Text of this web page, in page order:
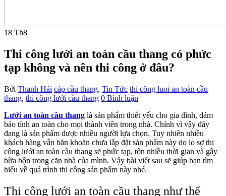
18 Th8
Thi công lưới an toàn cầu thang có phức
tạp không và nên thi công ở đâu?
Bởi Thanh Hải cáp cầu thang, Tin Tức thi công luoi an toàn cầu
thang, thi công lưới cầu thang 0 Bình luận
Lưới an toàn cầu thang là sản phẩm thiết yếu cho gia đình, đảm
bảo tính an toàn cho mọi thành viên trong nhà. Chính vì vậy đây
đang là sản phẩm được nhiều người lựa chọn. Tuy nhiên nhiều
khách hàng vẫn băn khoăn chưa lắp đặt sản phẩm này do lo sợ thi
công lưới an toàn cầu thang sẽ phức tạp, tốn nhiều thời gian và gây
bừa bộn trong căn nhà của mình. Vậy bài viết sau sẽ giúp bạn tìm
hiểu về quá trình thi công sản phẩm này nhé.
Thi công lưới an toàn cầu thang như thế